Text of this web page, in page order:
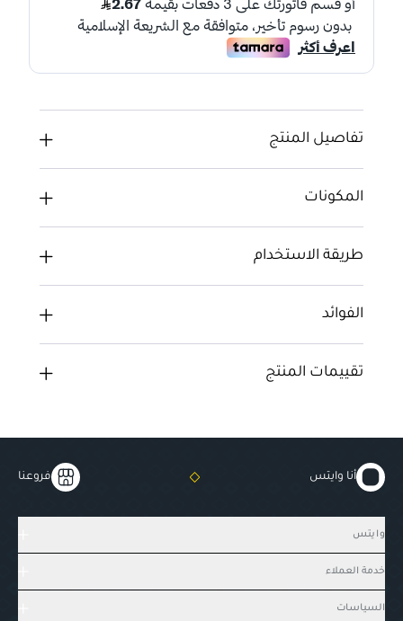
تفاصيل المنتج
المكونات
طريقة الاستخدام
الفوائد
تقييمات المنتج
أنا وايتس فروعنا
وايتس
خدمة العملاء
السياسات